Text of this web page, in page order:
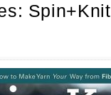
Spin+Knit